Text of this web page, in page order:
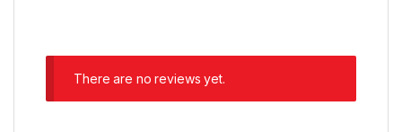
There are no reviews yet.